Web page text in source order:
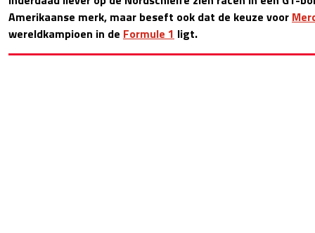
Amerikaanse merk, maar beseft ook dat de keuze voor
wereldkampioen in de Formule 1 ligt.